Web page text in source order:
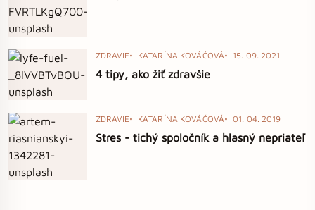
ZDRAVIE KATARÍNA KOVÁČOVÁ 15. 09. 2021
4 tipy, ako žiť zdravšie
ZDRAVIE KATARÍNA KOVÁČOVÁ 01. 04. 2019
Stres - tichý spoločník a hlasný nepriateľ